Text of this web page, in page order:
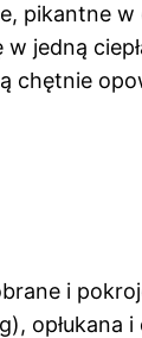
pikantne
jedną
chętnie
i
opłukana